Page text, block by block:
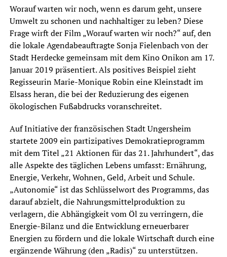
Worauf warten wir noch, wenn es darum geht, unsere
Umwelt zu schonen und nachhaltiger zu leben? Diese
Frage wirft der Film „Worauf warten wir noch?“ auf, den
die lokale Agendabeauftragte Sonja Fielenbach von der
Stadt Herdecke gemeinsam mit dem Kino Onikon am 17.
Januar 2019 präsentiert. Als positives Beispiel zieht
Regisseurin Marie-Monique Robin eine Kleinstadt im
Elsass heran, die bei der Reduzierung des eigenen
ökologischen Fußabdrucks voranschreitet.
Auf Initiative der französischen Stadt Ungersheim
startete 2009 ein partizipatives Demokratieprogramm
mit dem Titel „21 Aktionen für das 21. Jahrhundert“, das
alle Aspekte des täglichen Lebens umfasst: Ernährung,
Energie, Verkehr, Wohnen, Geld, Arbeit und Schule.
„Autonomie“ ist das Schlüsselwort des Programms, das
darauf abzielt, die Nahrungsmittelproduktion zu
verlagern, die Abhängigkeit vom Öl zu verringern, die
Energie-Bilanz und die Entwicklung erneuerbarer
Energien zu fördern und die lokale Wirtschaft durch eine
ergänzende Währung (den „Radis)“ zu unterstützen.